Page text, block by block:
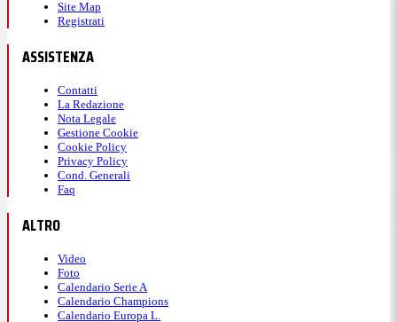
Site Map
Registrati
ASSISTENZA
Contatti
La Redazione
Nota Legale
Gestione Cookie
Cookie Policy
Privacy Policy
Cond. Generali
Faq
ALTRO
Video
Foto
Calendario Serie A
Calendario Champions
Calendario Europa L.